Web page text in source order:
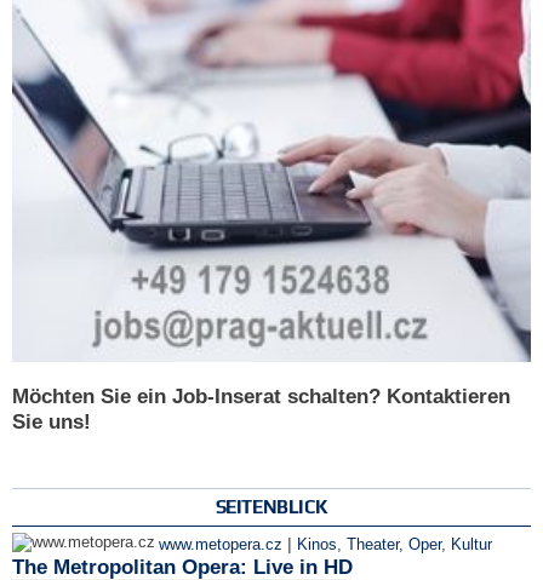
Möchten Sie ein Job-Inserat schalten? Kontaktieren
Sie uns!
SEITENBLICK
www.metopera.cz | Kinos Theater, Oper, Kultur
The Metropolitan Opera: Live in HD